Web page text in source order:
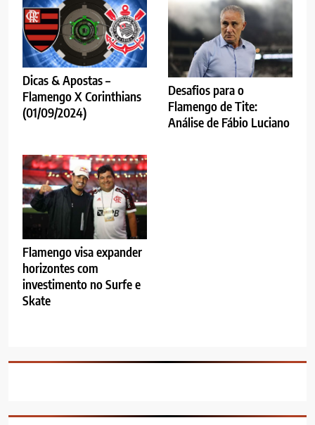
Dicas & Apostas –
Flamengo X Corinthians
(01/09/2024)
Desafios para o
Flamengo de Tite:
Análise de Fábio Luciano
Flamengo visa expander
horizontes com
investimento no Surfe e
Skate